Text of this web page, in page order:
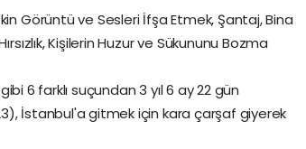
Görüntü ve Sesleri İfşa Etmek, Şantaj, Bina
Kişilerin Huzur ve Sükununu Bozma
gibi 6 farklı suçundan 3 yıl 6 ay 22 gün
İstanbul'a gitmek için kara çarşaf giyerek